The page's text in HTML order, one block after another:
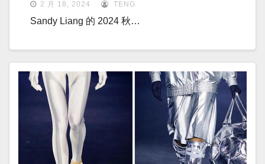
2 月 18, 2024 TENG
Sandy Liang 的 2024 秋…